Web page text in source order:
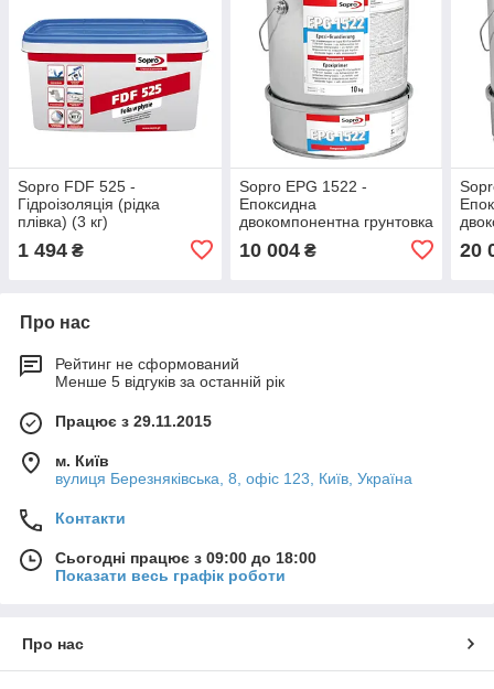
Sopro FDF 525 -
Гідроізоляція (рідка
плівка) (3 кг)
1 494 ₴
Sopro EPG 1522 -
Епоксидна
двокомпонентна грунтовка
10 004₴ 20
Про нас
Рейтинг не сформований
Менше 5 відгуків за останній рік
Працює з 29.11.2015
м. Київ
вулиця Березняківська, 8, офіс 123, Київ, Україна
Контакти
Сьогодні працює з 09:00 до 18:00
Показати весь графік роботи
Про нас